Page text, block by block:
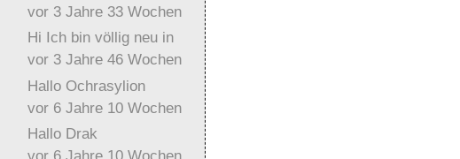
vor 3 Jahre 33 Wochen
Hi Ich bin völlig neu in
vor 3 Jahre 46 Wochen
Hallo Ochrasylion
vor 6 Jahre 10 Wochen
Hallo Drak
vor 6 Jahre 10 Wochen